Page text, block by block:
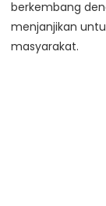
berkembang
menjanjikan
masyarakat.